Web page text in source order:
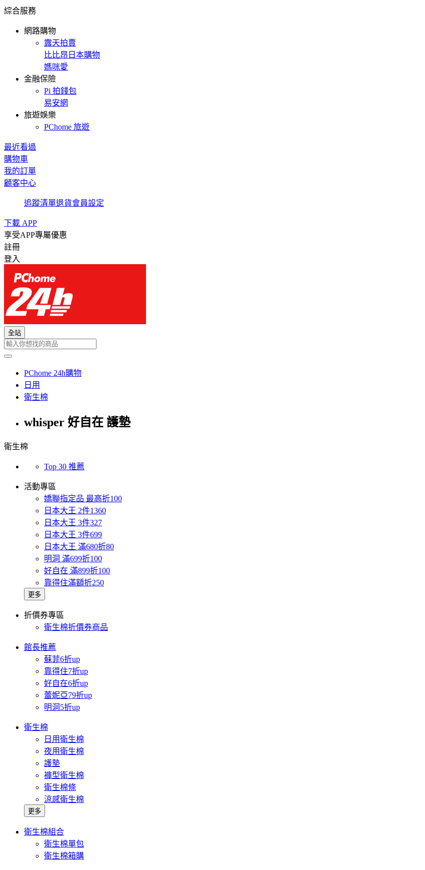
綜合服務
網路購物
露天拍賣
比比昂日本購物
媽咪愛
金融保險
Pi 拍錢包
易安網
旅遊娛樂
PChome 旅遊
最近看過
購物車
我的訂單
顧客中心
追蹤清單退貨會員設定
下載 APP
享受APP專屬優惠
註冊
登入
全站
PChome 24h購物
日用
衛生棉
whisper 好自在 護墊
衛生棉
Top 30 推薦
活動專區
嬌聯指定品 最高折100
日本大王 2件1360
日本大王 3件327
日本大王 3件699
日本大王 滿680折80
明洞 滿699折100
好自在 滿899折100
靠得住滿額折250
更多
折價券專區
衛生棉折價券商品
館長推薦
蘇菲6折up
靠得住7折up
好自在6折up
蕾妮亞79折up
明洞5折up
衛生棉
日用衛生棉
夜用衛生棉
護墊
褲型衛生棉
衛生棉條
涼感衛生棉
更多
衛生棉組合
衛生棉單包
衛生棉箱購